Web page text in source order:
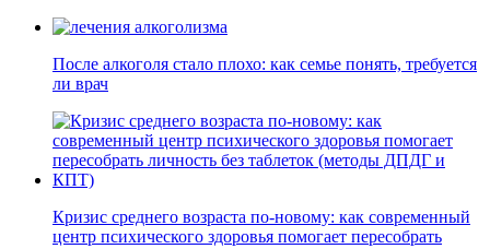
После алкоголя стало плохо: как семье понять, требуется
ли врач
Кризис среднего возраста по-новому: как современный
центр психического здоровья помогает пересобрать